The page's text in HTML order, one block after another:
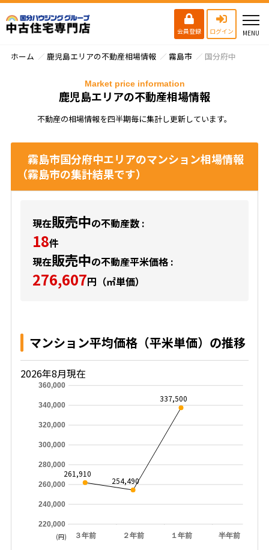
会員登録 ログイン
ホーム 鹿児島エリアの不動産相場情報 霧島市 国分府中
鹿児島エリアの不動産相場情報
Market price information
不動産の相場情報を四半期毎に集計し更新しています。
霧島市国分府中エリアのマンション相場情報
（霧島市の集計結果です）
現在販売中の不動産数 :
18件
現在販売中の不動産平米価格 :
276,607円（㎡単価）
マンション平均価格（平米単価）の推移
2026年8月現在
３年前 ２年前 １年前 半年前
220,000
240,000
260,000
280,000
300,000
320,000
340,000
360,000
261,910
254,490
337,500
(円)